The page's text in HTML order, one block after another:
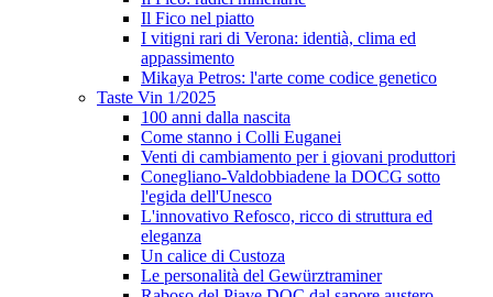
Il Fico nel piatto
I vitigni rari di Verona: identià, clima ed
appassimento
Mikaya Petros: l'arte come codice genetico
Taste Vin 1/2025
100 anni dalla nascita
Come stanno i Colli Euganei
Venti di cambiamento per i giovani produttori
Conegliano-Valdobbiadene la DOCG sotto
l'egida dell'Unesco
L'innovativo Refosco, ricco di struttura ed
eleganza
Un calice di Custoza
Le personalità del Gewürztraminer